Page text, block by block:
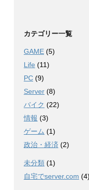
カテゴリー一覧
GAME (5)
Life (11)
PC (9)
Server (8)
バイク (22)
情報 (3)
ゲーム (1)
政治・経済 (2)
未分類 (1)
自宅でserver.com (4)